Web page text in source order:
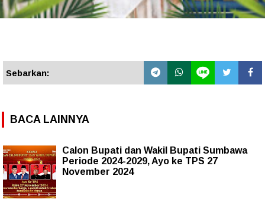
Sebarkan:
BACA LAINNYA
Calon Bupati dan Wakil Bupati Sumbawa
Periode 2024-2029, Ayo ke TPS 27
November 2024